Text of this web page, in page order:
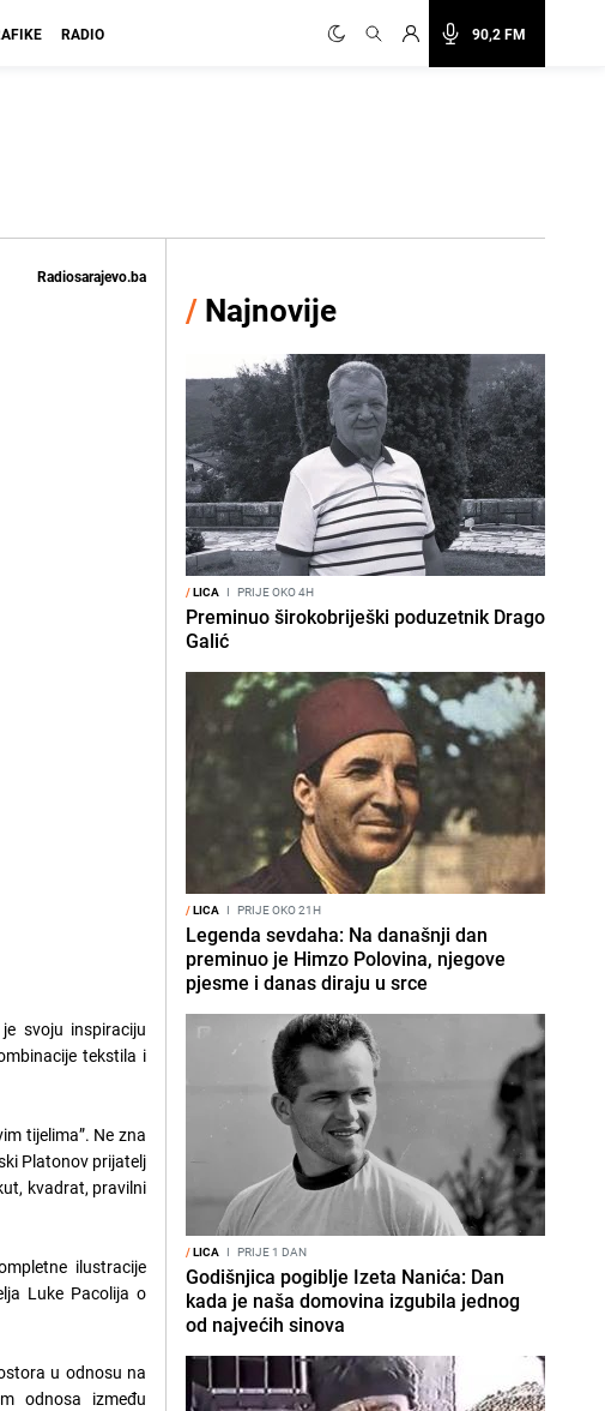
90,2 FM
RADIO
Radiosarajevo.ba
svoju inspiraciju
tekstila i
tijelima”. Ne zna
Platonov prijatelj
kvadrat, pravilni
ilustracije
Luke Pacolija o
u odnosu na
odnosa između
/ Najnovije
/LICA I PRIJE OKO 4H
Preminuo širokobriješki poduzetnik Drago
Galić
/LICA I PRIJE OKO 21H
Legenda sevdaha: Na današnji dan
preminuo je Himzo Polovina, njegove
pjesme i danas diraju u srce
/LICA I PRIJE 1 DAN
Godišnjica pogiblje Izeta Nanića: Dan
kada je naša domovina izgubila jednog
od najvećih sinova